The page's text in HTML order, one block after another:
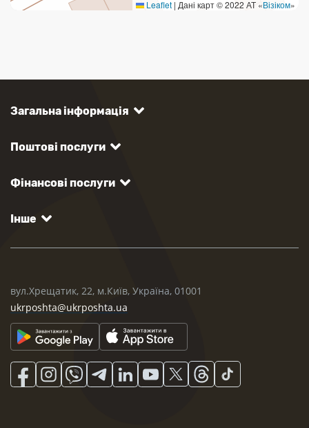
Leaflet | Дані карт © 2022 АТ «Візіком»
Загальна інформація
Поштові послуги
Фінансові послуги
Інше
вул.Хрещатик, 22, м.Київ, Україна, 01001
ukrposhta@ukrposhta.ua